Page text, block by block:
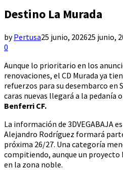
Destino La Murada
byPertusa25 junio, 202625 junio,
0
Aunque lo prioritario en los
renovaciones, el CD Murada ya
refuerzos para su desembarco en
caras nuevas llegará a la pedanía
Benferri CF.
La información de 3DVEGABAJA
Alejandro Rodríguez formará
próxima 26/27. Una categoría
compitiendo, aunque un
en la zona noble.